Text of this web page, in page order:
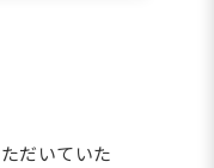
だいていた